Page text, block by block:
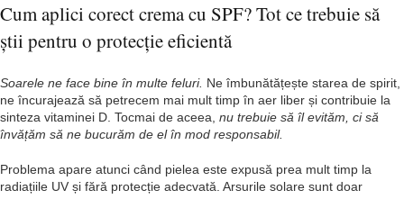
Cum aplici corect crema cu SPF? Tot ce trebuie să
știi pentru o protecție eficientă
Soarele ne face bine în multe feluri. Ne îmbunătățește starea de spirit,
ne încurajează să petrecem mai mult timp în aer liber și contribuie la
sinteza vitaminei D. Tocmai de aceea, nu trebuie să îl evităm, ci să
învățăm să ne bucurăm de el în mod responsabil.
Problema apare atunci când pielea este expusă prea mult timp la
radiațiile UV și fără protecție adecvată. Arsurile solare sunt doar